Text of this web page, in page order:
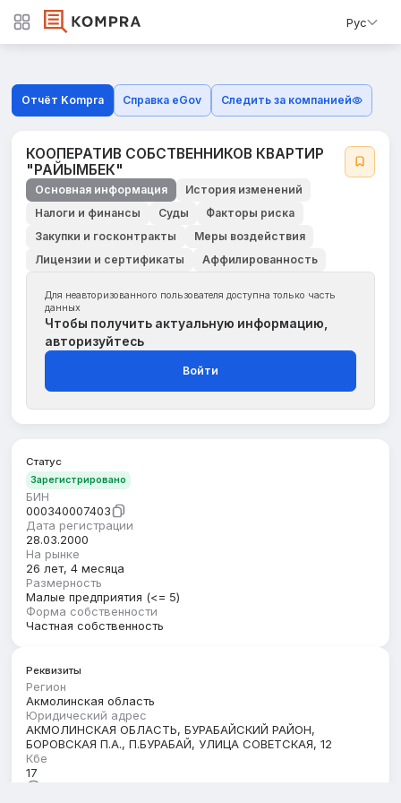
Рус
Отчёт Kompra Справка eGov Следить за компанией
КООПЕРАТИВ СОБСТВЕННИКОВ КВАРТИР
"РАЙЫМБЕК"
Основная информация
История изменений
Налоги и финансы
Суды
Факторы риска
Закупки и госконтракты
Меры воздействия
Лицензии и сертификаты
Аффилированность
Для неавторизованного пользователя доступна только часть
данных
Чтобы получить актуальную информацию,
авторизуйтесь
Войти
Статус
Зарегистрировано
БИН
000340007403
Дата регистрации
28.03.2000
На рынке
26 лет, 4 месяца
Размерность
Малые предприятия (<= 5)
Форма собственности
Частная собственность
Реквизиты
Регион
Акмолинская область
Юридический адрес
АКМОЛИНСКАЯ ОБЛАСТЬ, БУРАБАЙСКИЙ РАЙОН,
БОРОВСКАЯ П.А., П.БУРАБАЙ, УЛИЦА СОВЕТСКАЯ, 12
Кбе
17